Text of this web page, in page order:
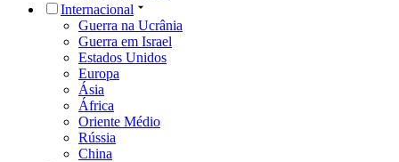
Internacional
Guerra na Ucrânia
Guerra em Israel
Estados Unidos
Europa
Ásia
África
Oriente Médio
Rússia
China